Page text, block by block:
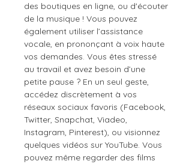
des boutiques en ligne, ou d'écouter
de la musique ! Vous pouvez
également utiliser l’assistance
vocale, en prononçant à voix haute
vos demandes. Vous êtes stressé
au travail et avez besoin d’une
petite pause ? En un seul geste,
accédez discrètement à vos
réseaux sociaux favoris (Facebook,
Twitter, Snapchat, Viadeo,
Instagram, Pinterest), ou visionnez
quelques vidéos sur YouTube. Vous
pouvez même regarder des films